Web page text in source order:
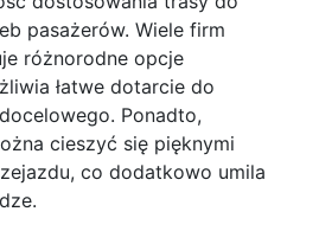
pasażerów. Wiele firm
różnorodne opcje
łatwe dotarcie do
Ponadto,
cieszyć się pięknymi
co dodatkowo umila